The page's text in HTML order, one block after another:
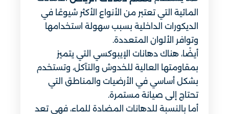
المائية التي تعتبر من الأنواع الأكثر شيوعًا في
الديكورات الداخلية بسبب سهولة استخدامها
وتوافر الألوان المتعددة.
أيضًا، هناك دهانات الإيبوكسي التي يتميز
بمقاومتها العالية للخدوش والتآكل، وتستخدم
بشكل أساسي في الأرضيات والمناطق التي
تحتاج إلى صيانة مستمرة.
أما بالنسبة للدهانات المضادة للماء، فهي تعد